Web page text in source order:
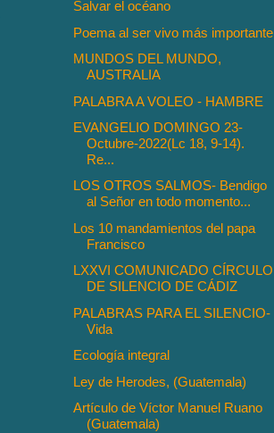
Salvar el océano
Poema al ser vivo más importante
MUNDOS DEL MUNDO,
AUSTRALIA
PALABRA A VOLEO - HAMBRE
EVANGELIO DOMINGO 23-
Octubre-2022(Lc 18, 9-14).
Re...
LOS OTROS SALMOS- Bendigo
al Señor en todo momento...
Los 10 mandamientos del papa
Francisco
LXXVI COMUNICADO CÍRCULO
DE SILENCIO DE CÁDIZ
PALABRAS PARA EL SILENCIO-
Vida
Ecología integral
Ley de Herodes, (Guatemala)
Artículo de Víctor Manuel Ruano
(Guatemala)